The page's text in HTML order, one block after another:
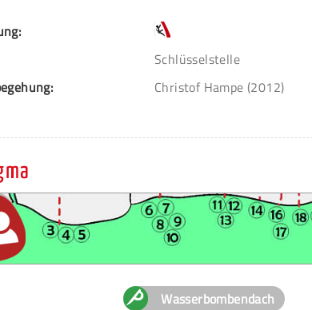
Schlüsselstelle
Christof Hampe (2012)
Wasserbombendach